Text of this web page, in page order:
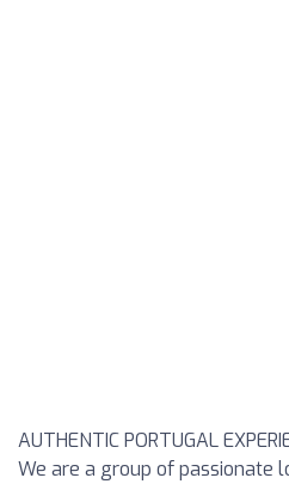
AUTHENTIC PORTUGAL
We are a group of passionate